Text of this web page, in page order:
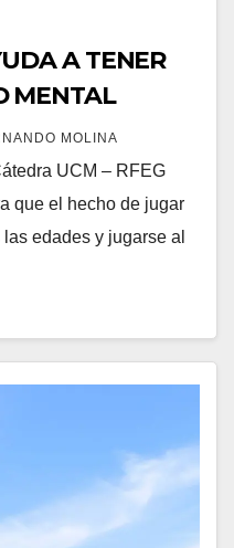
A TENER
MENTAL
MOLINA
UCM – RFEG
que el hecho de jugar
edades y jugarse al